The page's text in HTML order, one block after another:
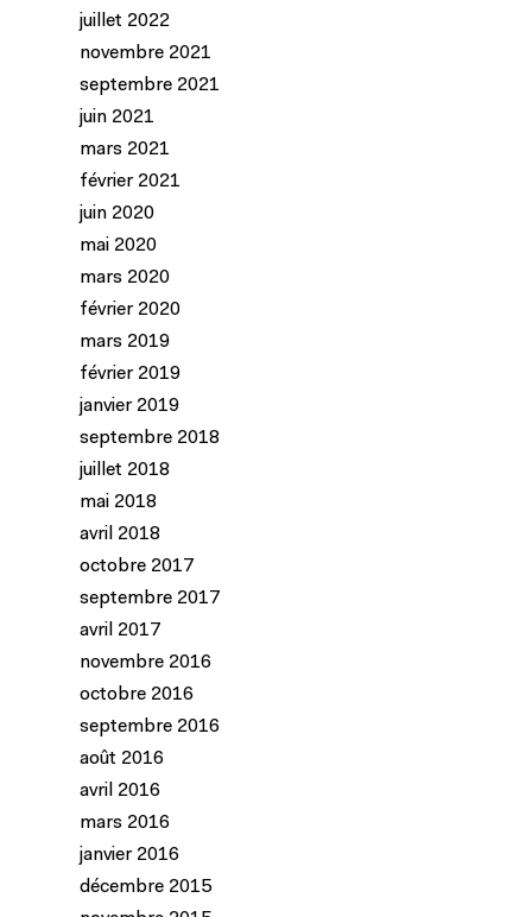
juillet 2022
novembre 2021
septembre 2021
juin 2021
mars 2021
février 2021
juin 2020
mai 2020
mars 2020
février 2020
mars 2019
février 2019
janvier 2019
septembre 2018
juillet 2018
mai 2018
avril 2018
octobre 2017
septembre 2017
avril 2017
novembre 2016
octobre 2016
septembre 2016
août 2016
avril 2016
mars 2016
janvier 2016
décembre 2015